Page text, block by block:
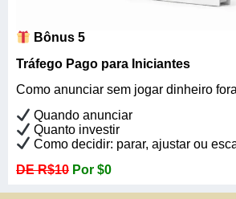
Bônus 5
Tráfego Pago para Iniciantes
Como anunciar sem jogar dinheiro fora
Quando anunciar
Quanto investir
Como decidir: parar, ajustar ou
DE R$10 Por $0